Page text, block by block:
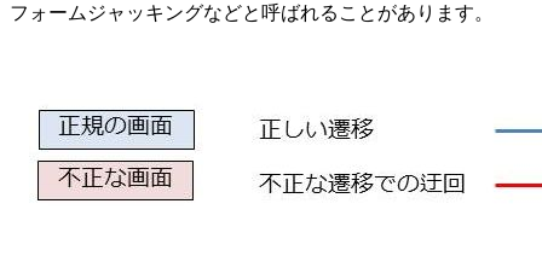
フォームジャッキングなどと呼ばれることがあります。